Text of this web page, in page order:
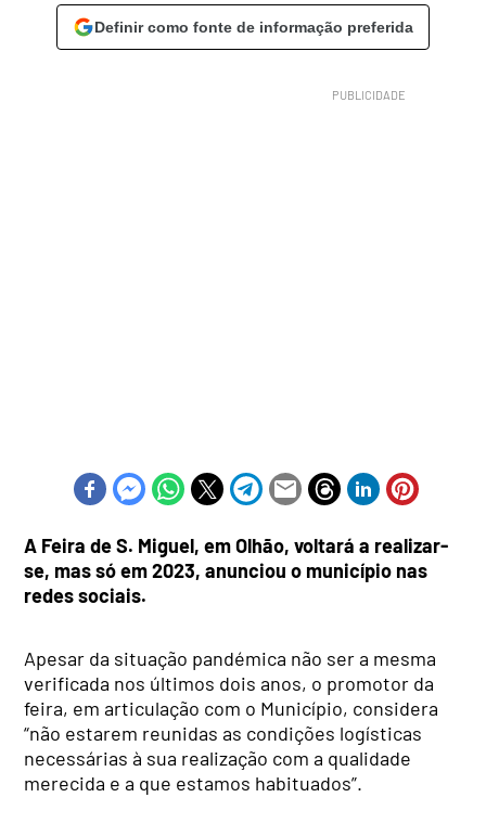
Definir como fonte de informação preferida
A Feira de S. Miguel, em Olhão, voltará a realizar-
se, mas só em 2023, anunciou o município nas
redes sociais.
Apesar da situação pandémica não ser a mesma
verificada nos últimos dois anos, o promotor da
feira, em articulação com o Município, considera
“não estarem reunidas as condições logísticas
necessárias à sua realização com a qualidade
merecida e a que estamos habituados”.